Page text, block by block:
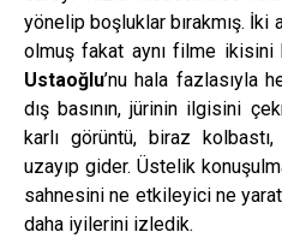
yönelip boşluklar bırakmış. İki
olmuş fakat aynı filme ikisini
Ustaoğlu’nu hala fazlasıyla
dış basının, jürinin ilgisini
karlı görüntü, biraz
uzayıp gider. Üstelik
sahnesini ne etkileyici ne
daha iyilerini izledik.